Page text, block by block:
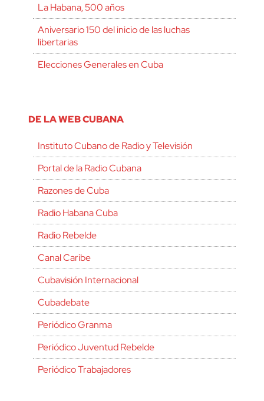
La Habana, 500 años
Aniversario 150 del inicio de las luchas
libertarias
Elecciones Generales en Cuba
DE LA WEB CUBANA
Instituto Cubano de Radio y Televisión
Portal de la Radio Cubana
Razones de Cuba
Radio Habana Cuba
Radio Rebelde
Canal Caribe
Cubavisión Internacional
Cubadebate
Periódico Granma
Periódico Juventud Rebelde
Periódico Trabajadores